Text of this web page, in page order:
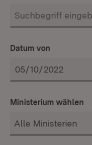
Datum von
Ministerium wählen